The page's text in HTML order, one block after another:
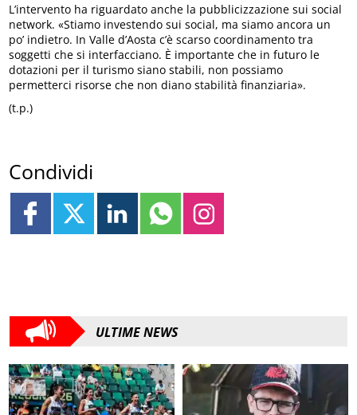
L’intervento ha riguardato anche la pubblicizzazione sui social
network. «Stiamo investendo sui social, ma siamo ancora un
po’ indietro. In Valle d’Aosta c’è scarso coordinamento tra
soggetti che si interfacciano. È importante che in futuro le
dotazioni per il turismo siano stabili, non possiamo
permetterci risorse che non diano stabilità finanziaria».
(t.p.)
Condividi
ULTIME NEWS